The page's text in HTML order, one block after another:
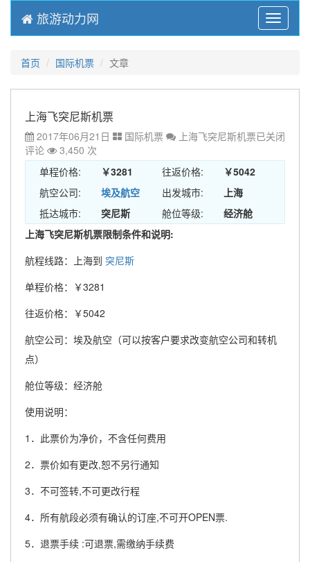
Menu
旅游动力网
首页 国际机票 文章
上海飞突尼斯机票
2017年06月21日 国际机票 上海飞突尼斯机票已关闭
评论
3,450 次
单程价格:
￥3281 往返价格:
￥5042
航空公司:
埃及航空 出发城市:
上海
抵达城市:
突尼斯 舱位等级:
经济舱
上海飞突尼斯机票限制条件和说明:
航程线路：上海到 突尼斯
单程价格：￥3281
往返价格：￥5042
航空公司：埃及航空（可以按客户要求改变航空公司和转机
点）
舱位等级：经济舱
使用说明：
1．此票价为净价，不含任何费用
2．票价如有更改,恕不另行通知
3．不可签转,不可更改行程
4．所有航段必须有确认的订座,不可开OPEN票.
5．退票手续 :可退票,需缴纳手续费